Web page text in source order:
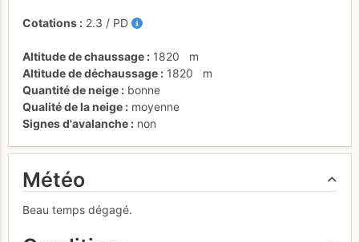
Cotations 2.3 / PD
Altitude de chaussage 1820
m
Altitude de déchaussage
1820
m
Quantité de neige
bonne
Qualité de la neige
moyenne
Signes d'avalanche
non
Météo
Beau temps dégagé.